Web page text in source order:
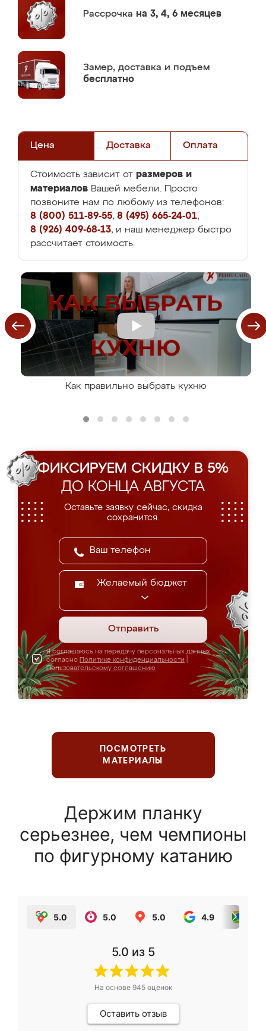
Рассрочка на 3, 4, 6 месяцев
Замер, доставка и подъем
бесплатно
Цена Доставка Оплата
Стоимость зависит от размеров и
материалов Вашей мебели. Просто
позвоните нам по любому из телефонов:
8 (800) 511-89-55, 8 (495) 665-24-01,
8 (926) 409-68-13, и наш менеджер быстро
рассчитает стоимость.
Как правильно выбрать кухню
ФИКСИРУЕМ СКИДКУ В 5%
ДО КОНЦА АВГУСТА
Оставьте заявку сейчас, скидка
сохранится.
Желаемый бюджет
Отправить
Я соглашаюсь на передачу персональных данных
согласно Политике конфиденциальности
Пользовательскому соглашению
ПОСМОТРЕТЬ
МАТЕРИАЛЫ
Держим планку
серьезнее, чем чемпионы
по фигурному катанию
5.0 5.0 5.0 4.9
5.0 из 5
На основе 945оценок
Оставить отзыв